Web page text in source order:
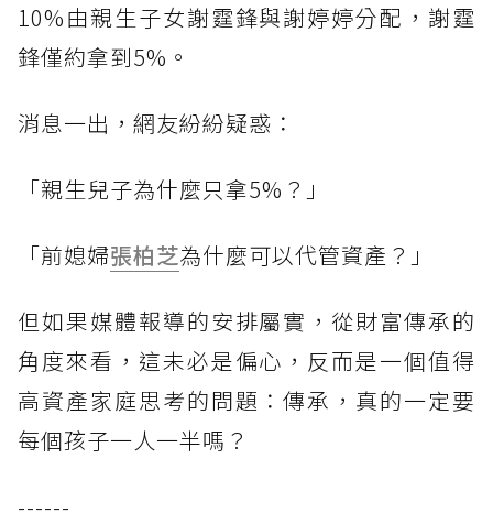
10%由親生子女謝霆鋒與謝婷婷分配，謝霆
鋒僅約拿到5%。
消息一出，網友紛紛疑惑：
「親生兒子為什麼只拿5%？」
「前媳婦張柏芝為什麼可以代管資產？」
但如果媒體報導的安排屬實，從財富傳承的
角度來看，這未必是偏心，反而是一個值得
高資產家庭思考的問題：傳承，真的一定要
每個孩子一人一半嗎？
------